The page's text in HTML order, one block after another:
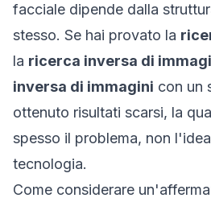
facciale dipende dalla
stesso. Se hai provato la
la ricerca inversa di
inversa di immagini con un
ottenuto risultati scarsi, la
spesso il problema, non
tecnologia.
Come considerare